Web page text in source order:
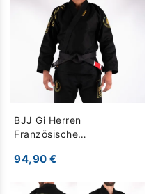
BJJ Gi Herren
Französische
94,90 €